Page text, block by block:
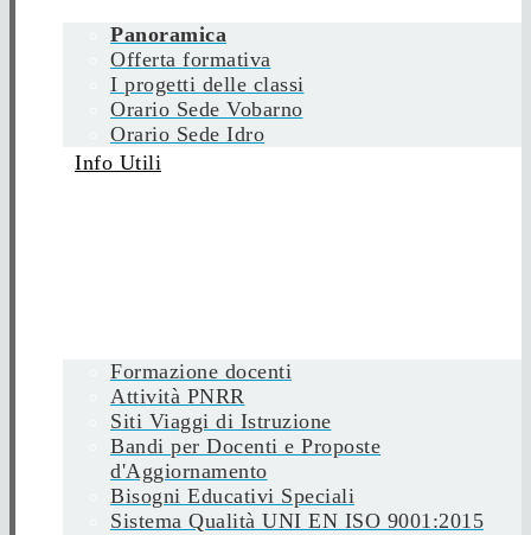
Panoramica
Offerta formativa
I progetti delle classi
Orario Sede Vobarno
Orario Sede Idro
Info Utili
Formazione docenti
Attività PNRR
Siti Viaggi di Istruzione
Bandi per Docenti e Proposte
d'Aggiornamento
Bisogni Educativi Speciali
Sistema Qualità UNI EN ISO 9001:2015